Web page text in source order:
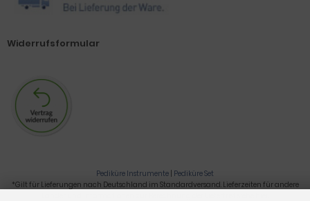
Widerrufsformular
Pediküre Instrumente | Pediküre Set
*Gilt für Lieferungen nach Deutschland im Standardversand. Lieferzeiten für andere